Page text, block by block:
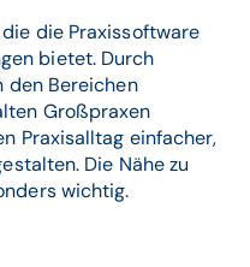
die Praxissoftware
bietet. Durch
den Bereichen
Großpraxen
Praxisalltag einfacher,
Die Nähe zu
wichtig.